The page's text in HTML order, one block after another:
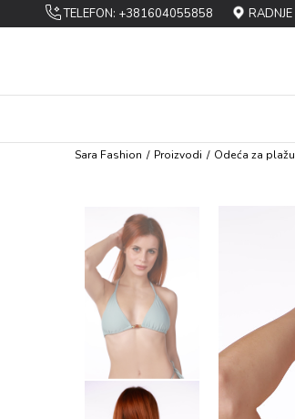
TELEFON: +381604055858 RADNJE
Sara Fashion Proizvodi Оdеća za plažu